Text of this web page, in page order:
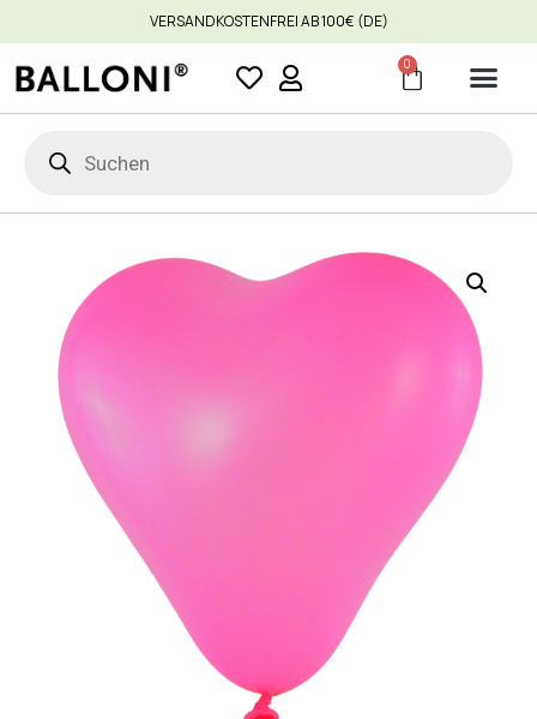
VERSANDKOSTENFREI AB 100€ (DE)
0